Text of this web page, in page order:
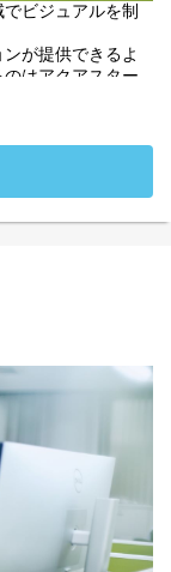
ビジュアルを制
が提供できるよ
はアクアスター
な先輩社員から